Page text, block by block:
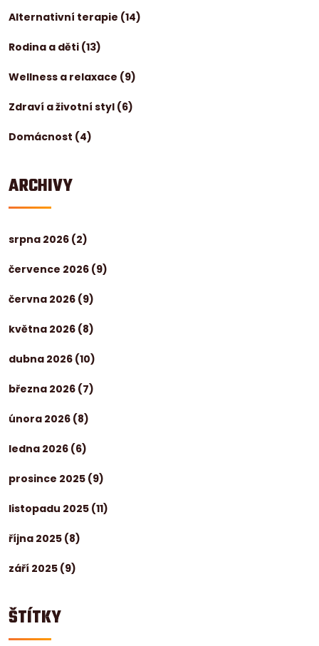
Alternativní terapie (14)
Rodina a děti (13)
Wellness a relaxace (9)
Zdraví a životní styl (6)
Domácnost (4)
ARCHIVY
srpna 2026 (2)
července 2026 (9)
června 2026 (9)
května 2026 (8)
dubna 2026 (10)
března 2026 (7)
února 2026 (8)
ledna 2026 (6)
prosince 2025 (9)
listopadu 2025 (11)
října 2025 (8)
září 2025 (9)
ŠTÍTKY